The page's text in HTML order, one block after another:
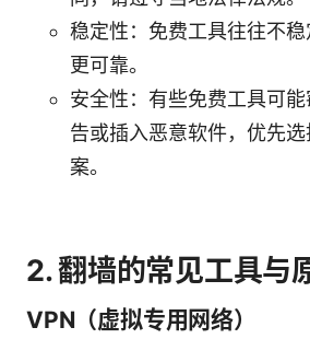
稳定性：免费工具往往不
更可靠。
安全性：有些免费工具可
告或插入恶意软件，优先
案。
2. 翻墙的常见工具与
VPN（虚拟专用网络）